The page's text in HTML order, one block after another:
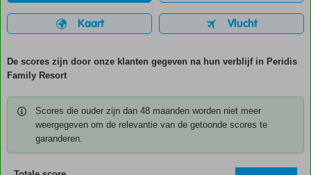
Kaart Vlucht
De scores zijn door onze klanten gegeven na hun verblijf in Peridis
Family Resort
Scores die ouder zijn dan 48 maanden worden niet meer
weergegeven om de relevantie van de getoonde scores te
garanderen.